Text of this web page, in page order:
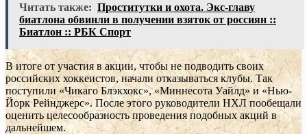
Читать также: Проститутки и охота. Экс-главу
биатлона обвинли в получении взяток от россиян ::
Биатлон :: РБК Спорт
В итоге от участия в акции, чтобы не подводить своих
российских хоккеистов, начали отказываться клубы. Так
поступили «Чикаго Блэкхокс», «Миннесота Уайлд» и «Нью-
Йорк Рейнджерс». После этого руководители НХЛ пообещали
оценить целесообразность проведения подобных акций в
дальнейшем.